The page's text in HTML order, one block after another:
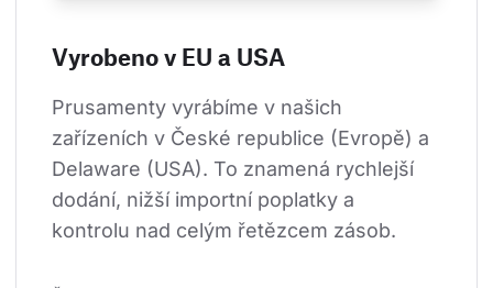
Vyrobeno v EU a USA
Prusamenty vyrábíme v našich
zařízeních v České republice (Evropě) a
Delaware (USA). To znamená rychlejší
dodání, nižší importní poplatky a
kontrolu nad celým řetězcem zásob.